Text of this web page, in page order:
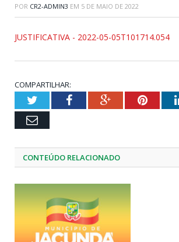
POR CR2-ADMIN3 EM 5 DE MAIO DE 2022
JUSTIFICATIVA - 2022-05-05T101714.054
COMPARTILHAR:
TwitterFacebookGoogle+
Email
CONTEÚDO RELACIONADO